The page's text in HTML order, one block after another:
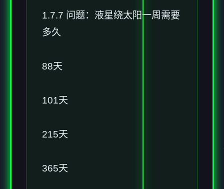
1.7.7 问题：液星绕太阳一周需要
多久
88天
101天
215天
365天